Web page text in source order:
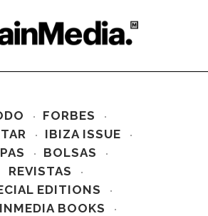
FORBES
IBIZA ISSUE
BOLSAS
REVISTAS
EDITIONS
BOOKS